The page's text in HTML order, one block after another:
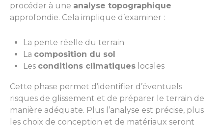
procéder à une analyse topographique
approfondie. Cela implique d’examiner :
La pente réelle du terrain
La composition du sol
Les conditions climatiques locales
Cette phase permet d’identifier d’éventuels
risques de glissement et de préparer le terrain de
manière adéquate. Plus l’analyse est précise, plus
les choix de conception et de matériaux seront